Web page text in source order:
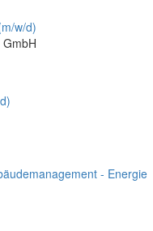
w/d)
- Energie